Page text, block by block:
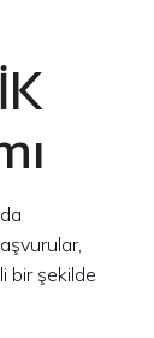
bir şekilde